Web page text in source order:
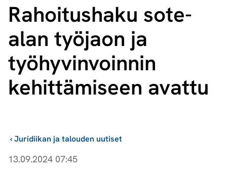
Rahoitushaku sote-
alan työjaon ja
työhyvinvoinnin
kehittämiseen avattu
Juridiikan ja talouden uutiset
›
13.09.2024 07:45